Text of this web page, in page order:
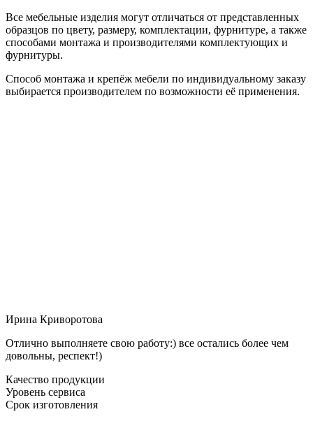
Все мебельные изделия могут отличаться от представленных
образцов по цвету, размеру, комплектации, фурнитуре, а также
способами монтажа и производителями комплектующих и
фурнитуры.
Способ монтажа и крепёж мебели по индивидуальному заказу
выбирается производителем по возможности её применения.
Ирина Криворотова
Отлично выполняете свою работу:) все остались более чем
довольны, респект!)
Качество продукции
Уровень сервиса
Срок изготовления